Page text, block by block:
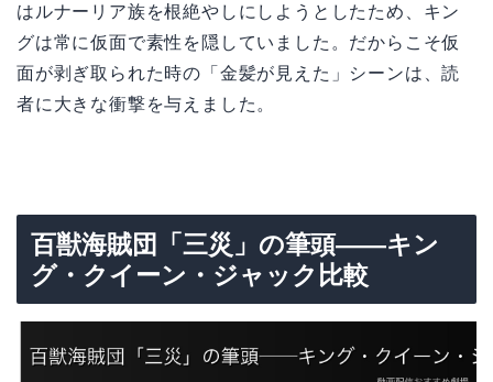
はルナーリア族を根絶やしにしようとしたため、キン
グは常に仮面で素性を隠していました。だからこそ仮
面が剥ぎ取られた時の「金髪が見えた」シーンは、読
者に大きな衝撃を与えました。
百獣海賊団「三災」の筆頭——キン
グ・クイーン・ジャック比較